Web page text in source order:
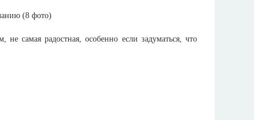
самая радостная, особенно если задуматься, что